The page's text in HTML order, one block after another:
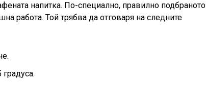
напитка. По-специално, правилно подбраното
работа. Той трябва да отговаря на следните